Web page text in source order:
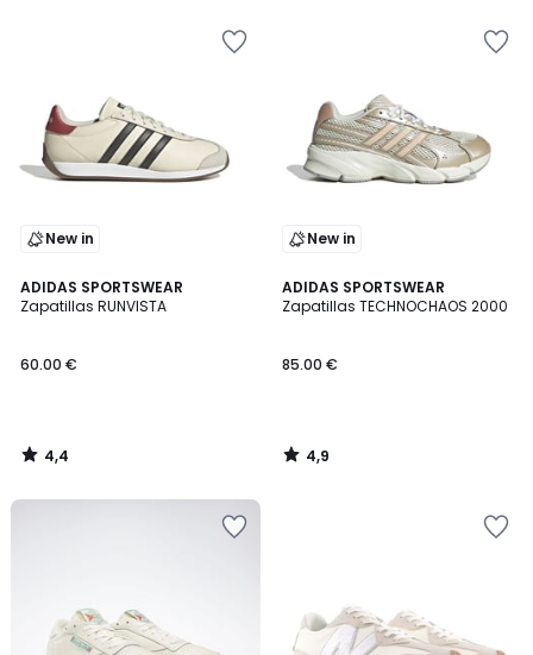
New in
ADIDAS SPORTSWEAR
Zapatillas RUNVISTA
60.00 €
4,4
/ 5
4,4
/
New in
ADIDAS SPORTSWEAR
Zapatillas TECHNOCHAOS 2000
85.00 €
4,9
/ 5
4,9
/